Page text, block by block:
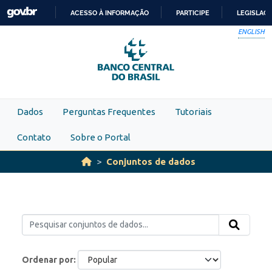
Skip to main content
PARA
O
CONTEÚDO
ACESSO À INFORMAÇÃO PARTICIPE
ENGLISH
Dados Perguntas Frequentes Tutoriais
Contato Sobre o Portal
Conjuntos de dados
Ordenar por